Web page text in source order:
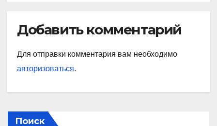
Добавить комментарий
Для отправки комментария вам необходимо
авторизоваться.
Поиск